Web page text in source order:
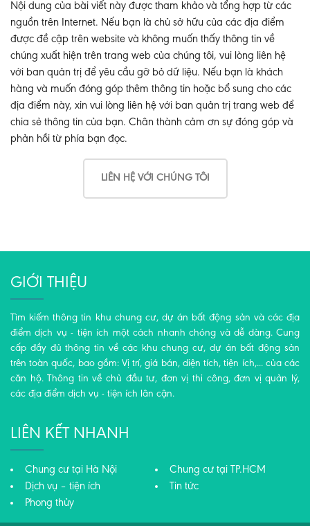
Nội dung của bài viết này được tham khảo và tổng hợp từ các
nguồn trên Internet. Nếu bạn là chủ sở hữu của các địa điểm
được đề cập trên website và không muốn thấy thông tin về
chúng xuất hiện trên trang web của chúng tôi, vui lòng liên hệ
với ban quản trị để yêu cầu gỡ bỏ dữ liệu. Nếu bạn là khách
hàng và muốn đóng góp thêm thông tin hoặc bổ sung cho các
địa điểm này, xin vui lòng liên hệ với ban quản trị trang web để
chia sẻ thông tin của bạn. Chân thành cảm ơn sự đóng góp và
phản hồi từ phía bạn đọc.
LIÊN HỆ VỚI CHÚNG TÔI
GIỚI THIỆU
Tìm kiếm thông tin khu chung cư, dự án bất động sản và các địa
điểm dịch vụ - tiện ích một cách nhanh chóng và dễ dàng. Cung
cấp đầy đủ thông tin về các khu chung cư, dự án bất động sản
trên toàn quốc, bao gồm: Vị trí, giá bán, diện tích, tiện ích,... của các
căn hộ. Thông tin về chủ đầu tư, đơn vị thi công, đơn vị quản lý,
các địa điểm dịch vụ - tiện ích lân cận.
LIÊN KẾT NHANH
Chung cư tại Hà Nội
Chung cư tại TP.HCM
Dịch vụ – tiện ích
Tin tức
Phong thủy